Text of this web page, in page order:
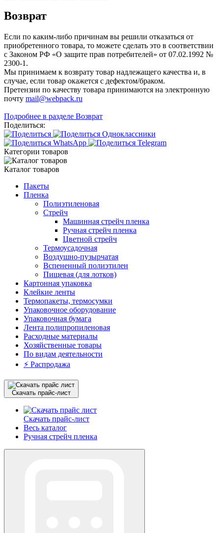
Возврат
Если по каким-либо причинам вы решили отказаться от
приобретенного товара, то можете сделать это в соответствии
с Законом РФ «О защите прав потребителей» от 07.02.1992 №
2300-1.
Мы принимаем к возврату товар надлежащего качества и, в
случае, если товар окажется с дефектом/браком.
Претензии по качеству товара принимаются на электронную
почту mail@webpack.ru
Подробнее в разделе Возврат
Поделиться:
Категории товаров
Каталог товаров
Пакеты
Пленка
Полиэтиленовая
Стрейч
Машинная стрейч пленка
Ручная стрейч пленка
Цветной стрейч
Термоусадочная
Воздушно-пузырчатая
Вспененный полиэтилен
Пищевая (для лотков)
Картонная упаковка
Клейкие ленты
Термопакеты, термосумки
Упаковочное оборудование
Упаковочная бумага
Лента полипропиленовая
Расходные материалы
Хозяйственные товары
По видам деятельности
⚡️ Распродажа
Скачать прайс-лист
Скачать прайс-лист
Весь каталог
Ручная стрейч пленка